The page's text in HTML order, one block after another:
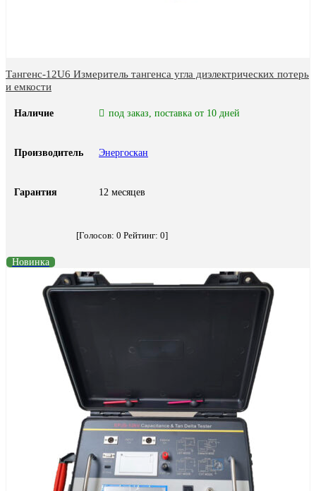
Тангенс-12U6 Измеритель тангенса угла диэлектрических потерь
и емкости
Наличие под заказ, поставка от 10 дней
Производитель Энергоскан
Гарантия 12 месяцев
[Голосов: 0 Рейтинг: 0]
Новинка